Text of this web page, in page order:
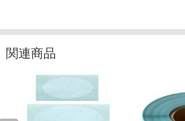
関連商品